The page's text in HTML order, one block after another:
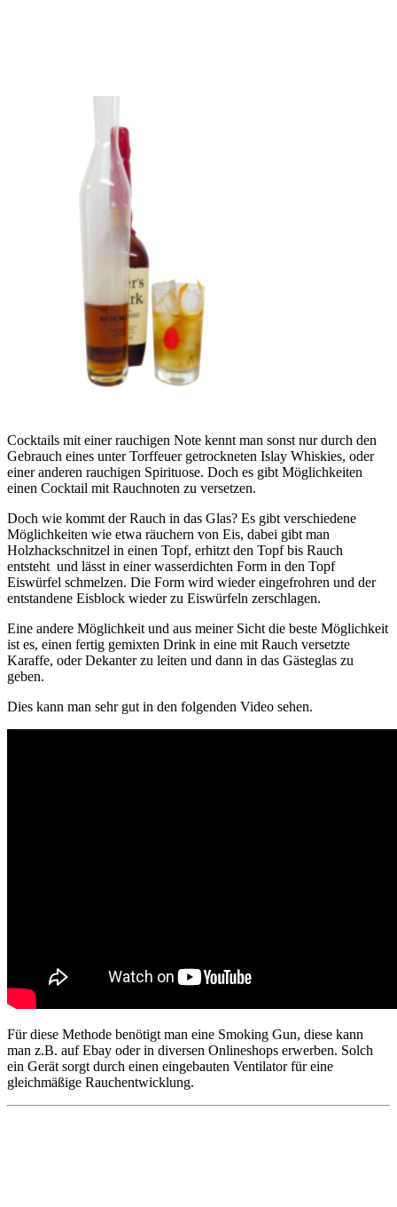
Cocktails mit einer rauchigen Note kennt man sonst nur durch den
Gebrauch eines unter Torffeuer getrockneten Islay Whiskies, oder
einer anderen rauchigen Spirituose. Doch es gibt Möglichkeiten
einen Cocktail mit Rauchnoten zu versetzen.
Doch wie kommt der Rauch in das Glas? Es gibt verschiedene
Möglichkeiten wie etwa räuchern von Eis, dabei gibt man
Holzhackschnitzel in einen Topf, erhitzt den Topf bis Rauch
entsteht und lässt in einer wasserdichten Form in den Topf
Eiswürfel schmelzen. Die Form wird wieder eingefrohren und der
entstandene Eisblock wieder zu Eiswürfeln zerschlagen.
Eine andere Möglichkeit und aus meiner Sicht die beste Möglichkeit
ist es, einen fertig gemixten Drink in eine mit Rauch versetzte
Karaffe, oder Dekanter zu leiten und dann in das Gästeglas zu
geben.
Dies kann man sehr gut in den folgenden Video sehen.
Für diese Methode benötigt man eine Smoking Gun, diese kann
man z.B. auf Ebay oder in diversen Onlineshops erwerben. Solch
ein Gerät sorgt durch einen eingebauten Ventilator für eine
gleichmäßige Rauchentwicklung.